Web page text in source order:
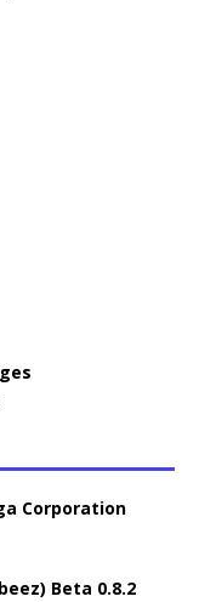
Corporation
Beta 0.8.2